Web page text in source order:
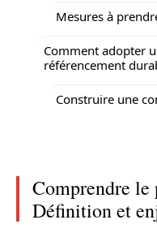
Mesures à
Comment adopter
référencement
Construire une
Comprendre le
Définition et